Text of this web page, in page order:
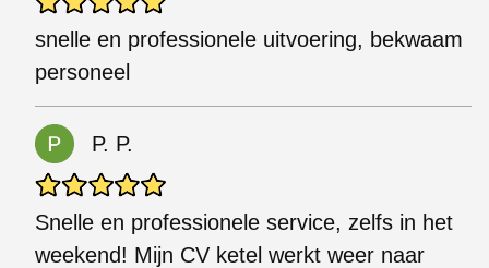
snelle en professionele uitvoering, bekwaam
personeel
P. P.
Snelle en professionele service, zelfs in het
weekend! Mijn CV ketel werkt weer naar